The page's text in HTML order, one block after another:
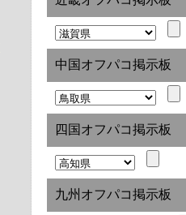
中国オフパコ掲示板
四国オフパコ掲示板
九州オフパコ掲示板